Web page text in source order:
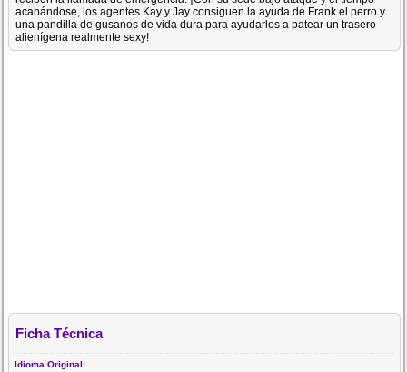
acabándose, los agentes Kay y Jay consiguen la ayuda de Frank el perro y
una pandilla de gusanos de vida dura para ayudarlos a patear un trasero
alienígena realmente sexy!
Ficha Técnica
Idioma Original: